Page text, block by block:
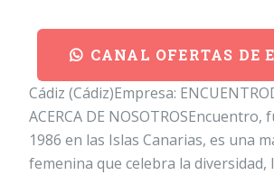
CANAL OFERTAS DE
Cádiz (Cádiz)Empresa:
ACERCA DE NOSOTROSEncuentro,
1986 en las Islas Canarias, es una
femenina que celebra la diversidad,